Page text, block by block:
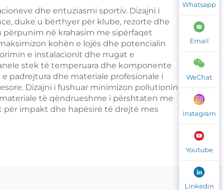
dhe entuziasmi sportiv. Dizajni i
duke u bërthyer për klube, rezorte dhe
në krahasim me sipërfaqet
kohën e lojës dhe potencialin
e instalacionit dhe rrugat e
stek të temperuara dhe komponente
padrejtura dhe materiale profesionale i
Dizajni i fushuar minimizon pollutionin
të qëndrueshme i përshtaten me
impakt dhe hapësirë të drejtë mes
Whatsapp
Email
WeChat
Instagram
Youtube
Linkedin